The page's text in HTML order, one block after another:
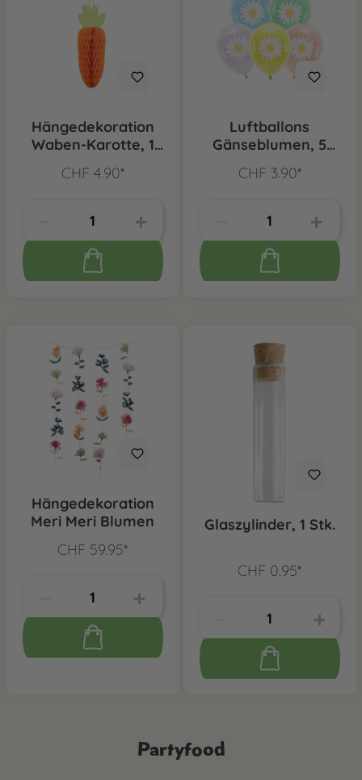
Hängedekoration
Waben-Karotte, 1
CHF 4.90*
Luftballons
Gänseblumen, 5
CHF 3.90*
Hängedekoration
Meri Meri Blumen
CHF 59.95*
Glaszylinder, 1 Stk.
CHF 0.95*
Partyfood